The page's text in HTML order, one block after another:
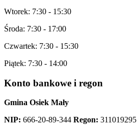
Wtorek: 7:30 - 15:30
Środa: 7:30 - 17:00
Czwartek: 7:30 - 15:30
Piątek: 7:30 - 14:00
Konto bankowe i regon
Gmina Osiek Mały
NIP: 666-20-89-344 Regon: 311019295